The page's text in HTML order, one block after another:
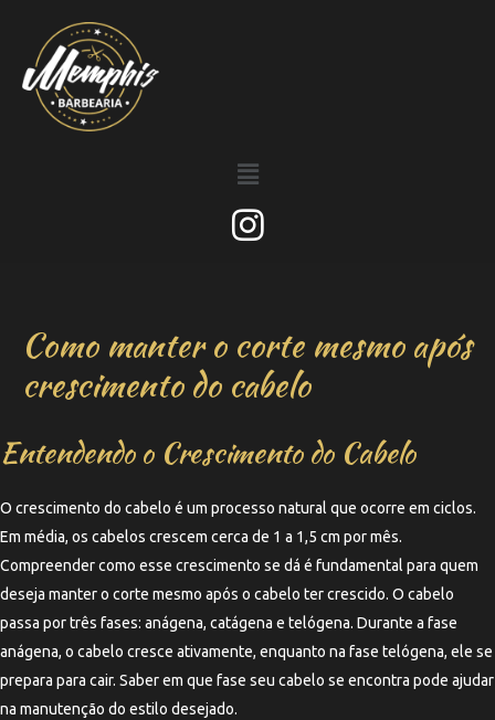
Como manter o corte mesmo após
crescimento do cabelo
Entendendo o Crescimento do Cabelo
O crescimento do cabelo é um processo natural que ocorre em ciclos.
Em média, os cabelos crescem cerca de 1 a 1,5 cm por mês.
Compreender como esse crescimento se dá é fundamental para quem
deseja manter o corte mesmo após o cabelo ter crescido. O cabelo
passa por três fases: anágena, catágena e telógena. Durante a fase
anágena, o cabelo cresce ativamente, enquanto na fase telógena, ele se
prepara para cair. Saber em que fase seu cabelo se encontra pode ajudar
na manutenção do estilo desejado.